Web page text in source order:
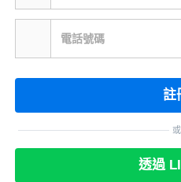
電話號碼
註
或
透過